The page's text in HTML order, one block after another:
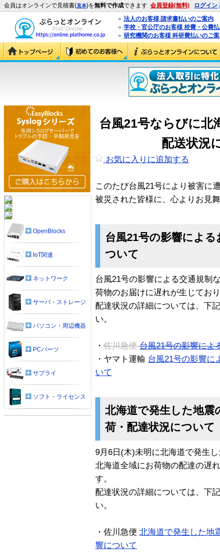
会員はオンラインで見積書(見本)を無料で作成できます 会員登録(無料) ログイン
法人のお客様 請求書払いのご案内
学校・官公庁のお客様 校費・公費
研究機関のお客様 科研費払いのご
台風21号ならびに北
配送状況
お気に入りに追加する
このたび台風21号により被害に
被災された皆様に、心よりお見
台風21号の影響によ
ついて
台風21号の影響による交通規制
荷物のお届けに遅れが生じてお
配達状況の詳細については、下
い。
・ 佐川急便台風21号の影響によ
・ヤマト運輸 台風21号の影響に
いて
北海道で発生した地震
荷・配達状況について
9月6日(木)未明に北海道で発生
北海道全域にお荷物の配達の遅
す。
配達状況の詳細については、下
い。
・佐川急便 北海道で発生した地
響について
OpenBlocks
IoT関連
ネットワーク
サーバ・ストレージ
パソコン・周辺機器
PCパーツ
サプライ
ソフト・ライセンス